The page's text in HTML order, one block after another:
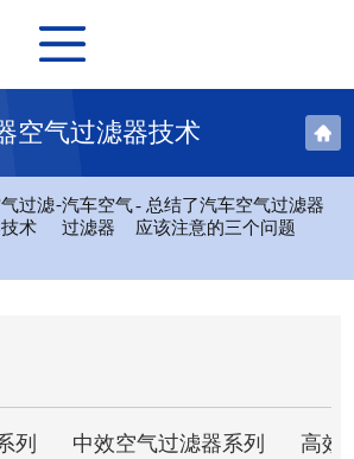
空气过滤器技术
过滤
术
-汽车空气
过滤器
- 总结了汽车空气过滤器
应该注意的三个问题
列 中效空气过滤器系列 高效